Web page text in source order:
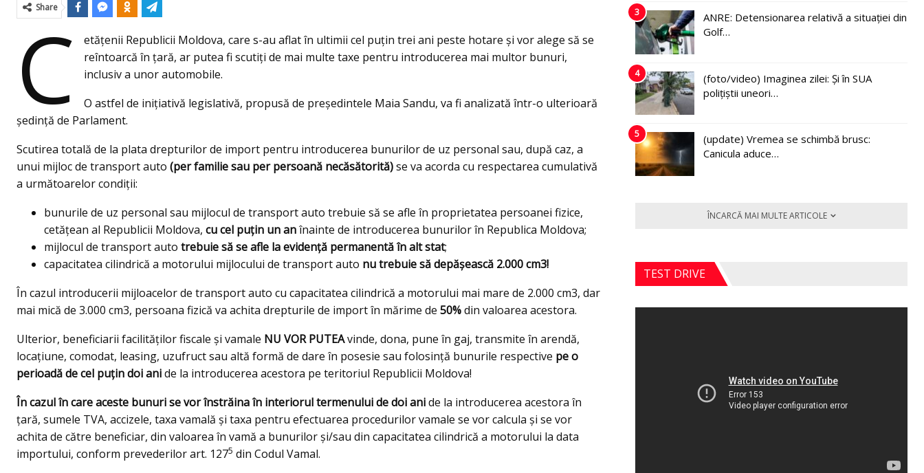
Share
C
etățenii Republicii Moldova, care s-au aflat în ultimii cel puțin trei ani peste hotare şi vor alege să se
reîntoarcă în ţară, ar putea fi scutiți de mai multe taxe pentru introducerea mai multor bunuri,
inclusiv a unor automobile.
O astfel de inițiativă legislativă, propusă de preşedintele Maia Sandu, va fi analizată într-o ulterioară
şedinţă de Parlament.
Scutirea totală de la plata drepturilor de import pentru introducerea bunurilor de uz personal sau, după caz, a
unui mijloc de transport auto (per familie sau per persoană necăsătorită)se va acorda cu respectarea cumulativă
a următoarelor condiții:
bunurile de uz personal sau mijlocul de transport auto trebuie să se afle în proprietatea persoanei fizice,
cetățean al Republicii Moldova, cu cel puțin un anînainte de introducerea bunurilor în Republica Moldova;
mijlocul de transport auto trebuie să se afle la evidență permanentă în alt stat;
capacitatea cilindrică a motorului mijlocului de transport auto nu trebuie să depăşească 2.000 cm3!
În cazul introducerii mijloacelor de transport auto cu capacitatea cilindrică a motorului mai mare de 2.000 cm3, dar
mai mică de 3.000 cm3, persoana fizică va achita drepturile de import în mărime de 50%din valoarea acestora.
Ulterior, beneficiarii facilităților fiscale și vamale NU VOR PUTEAvinde, dona, pune în gaj, transmite în arendă,
locațiune, comodat, leasing, uzufruct sau altă formă de dare în posesie sau folosință bunurile respective pe o
perioadă de cel puțin doi anide la introducerea acestora pe teritoriul Republicii Moldova!
În cazul în care aceste bunuri se vor înstrăina în interiorul termenului de doi anide la introducerea acestora în
țară, sumele TVA, accizele, taxa vamală şi taxa pentru efectuarea procedurilor vamale se vor calcula şi se vor
achita de către beneficiar, din valoarea în vamă a bunurilor şi/sau din capacitatea cilindrică a motorului la data
importului, conform prevederilor art. 1275 din Codul Vamal.
3
ANRE: Detensionarea relativă a situației din
Golf…
4
(foto/video) Imaginea zilei: Și în SUA
polițiștii uneori…
5
(update) Vremea se schimbă brusc:
Canicula aduce…
ÎNCARCĂ MAI MULTE ARTICOLE
TEST DRIVE